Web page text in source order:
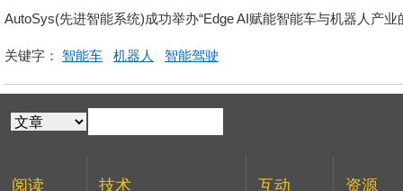
AutoSys(先进智能系统)成功举办“Edge AI赋能智能车与机器人产
关键字： 智能车 机器人 智能驾驶
阅读 技术 互动 资源